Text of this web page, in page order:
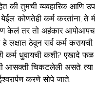
तुमची व्यवहारिक आणि
कोणतेही कर्म करतांना,
केलं तर तो अहंकार
ठेवून सर्व कर्म करायची.
ही कर्म धुवायची कशी? एखादे
आसक्ती चिकटलेली असते.
करणे सोपे जाते.